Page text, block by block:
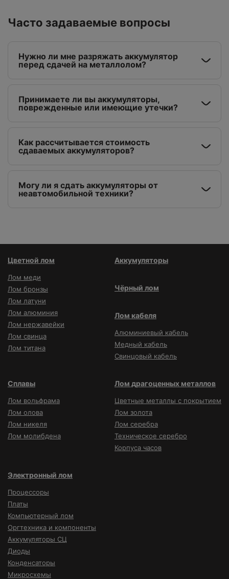
Часто задаваемые вопросы
Нужно ли мне разряжать аккумулятор
перед сдачей на металлолом?
Принимаете ли вы аккумуляторы,
поврежденные или имеющие утечки?
Как рассчитывается стоимость
сдаваемых аккумуляторов?
Могу ли я сдать аккумуляторы от
неавтомобильной техники?
Цветной лом
Лом меди
Лом бронзы
Лом латуни
Лом алюминия
Лом нержавейки
Лом свинца
Лом титана
Аккумуляторы
Чёрный лом
Лом кабеля
Алюминиевый кабель
Медный кабель
Свинцовый кабель
Сплавы
Лом вольфрама
Лом олова
Лом никеля
Лом молибдена
Лом драгоценных металлов
Цветные металлы с покрытием
Лом золота
Лом серебра
Техническое серебро
Корпуса часов
Электронный лом
Процессоры
Платы
Компьютерный лом
Оргтехника и компоненты
Аккумуляторы СЦ
Диоды
Конденсаторы
Микросхемы